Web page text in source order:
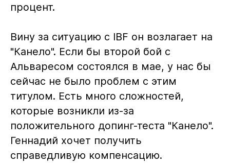
процент.
Вину за ситуацию с IBF он возлагает на
"Канело". Если бы второй бой с
Альваресом состоялся в мае, у нас бы
сейчас не было проблем с этим
титулом. Есть много сложностей,
которые возникли из-за
положительного допинг-теста "Канело".
Геннадий хочет получить
справедливую компенсацию.